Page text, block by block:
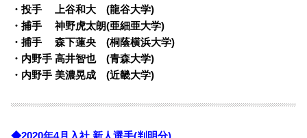
・投手 上谷和大 (龍谷大学)
・捕手 神野虎太朗(亜細亜大学)
・捕手 森下蓮央 (桐蔭横浜大学)
・内野手 高井智也 (青森大学)
・内野手 美濃晃成 (近畿大学)
◆2020年4月入社 新人選手(判明分)